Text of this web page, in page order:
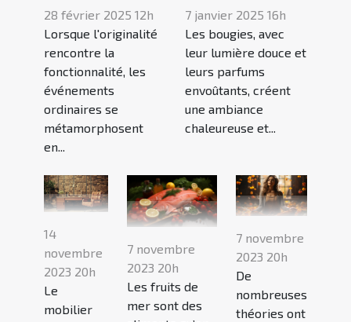
28 février 2025 12h
Lorsque l'originalité
rencontre la
fonctionnalité, les
événements
ordinaires se
métamorphosent
en...
7 janvier 2025 16h
Les bougies, avec
leur lumière douce et
leurs parfums
envoûtants, créent
une ambiance
chaleureuse et...
14
novembre
2023 20h
Le
mobilier
7 novembre
2023 20h
Les fruits de
mer sont des
7 novembre
2023 20h
De
nombreuses
théories ont